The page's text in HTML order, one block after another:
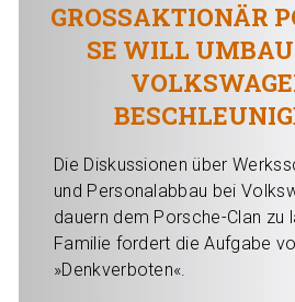
GROSSAKTIONÄR
E WILL UMBAU
OLKSWAGEN
Die Diskussionen über
und Personalabbau bei
dauern dem Porsche-Clan zu
Familie fordert die Aufgabe
»Denkverboten«.